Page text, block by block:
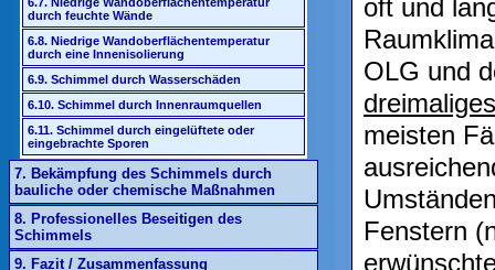
durch feuchte Wände
6.8. Niedrige Wandoberflächentemperatur
durch eine Innenisolierung
6.9. Schimmel durch Wasserschäden
6.10. Schimmel durch Innenraumquellen
6.11. Schimmel durch eingelüftete oder
eingebrachte Sporen
7. Bekämpfung des Schimmels durch
bauliche oder chemische Maßnahmen
8. Professionelles Beseitigen des
Schimmels
9. Fazit / Zusammenfassung
oft und
OLG und
dreimaliges
meisten
Fenstern